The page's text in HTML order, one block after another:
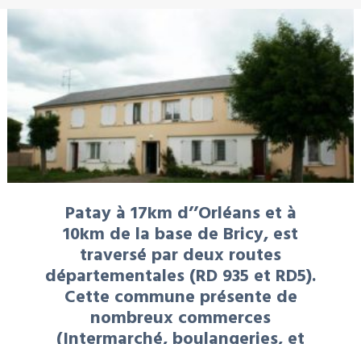
Patay à 17km d’’Orléans et à
10km de la base de Bricy, est
traversé par deux routes
départementales (RD 935 et RD5).
Cette commune présente de
nombreux commerces
(Intermarché, boulangeries, et